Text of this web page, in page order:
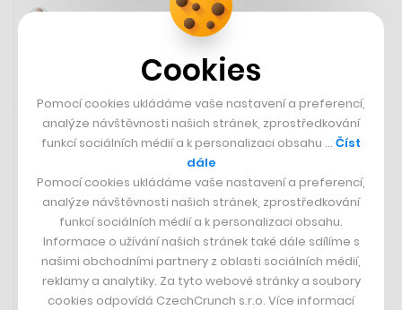
4. 7. 2024 20:24 Zaujalo nás
Bitcoin se ponořil pod hodnotu 58 tisíc dolarů, což je
nejméně od počátku května a poměrně hluboko pod
březnovými maximy přesahujícími 73 tisíc dolarů.
Jedním z důvodů, proč šla cena dolů, byla německá
vláda, která přesouvá na trhu bitcoiny v ceně přes 170
milionů dolarů zabavené v rámci vyšetřování kriminální
aktivity.
Cookies
Pomocí cookies ukládáme vaše nastavení a preferencí,
analýze návštěvnosti našich stránek, zprostředkování
funkcí sociálních médií a k personalizaci obsahu … Číst
dále
Pomocí cookies ukládáme vaše nastavení a preferencí,
analýze návštěvnosti našich stránek, zprostředkování
funkcí sociálních médií a k personalizaci obsahu.
Informace o užívání našich stránek také dále sdílíme s
našimi obchodními partnery z oblasti sociálních médií,
reklamy a analytiky. Za tyto webové stránky a soubory
cookies odpovídá CzechCrunch s.r.o. Více informací